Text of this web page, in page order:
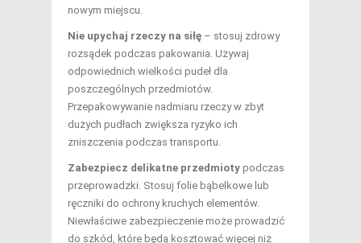
nowym miejscu.
Nie upychaj rzeczy na siłę – stosuj zdrowy
rozsądek podczas pakowania. Używaj
odpowiednich wielkości pudeł dla
poszczególnych przedmiotów.
Przepakowywanie nadmiaru rzeczy w zbyt
dużych pudłach zwiększa ryzyko ich
zniszczenia podczas transportu.
Zabezpiecz delikatne przedmioty podczas
przeprowadzki. Stosuj folie bąbelkowe lub
ręczniki do ochrony kruchych elementów.
Niewłaściwe zabezpieczenie może prowadzić
do szkód, które będą kosztować więcej niż